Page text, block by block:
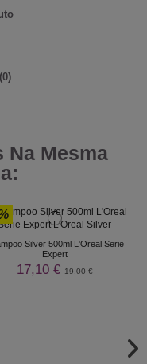
(0)
Na Mesma
Silver 500ml L'Oreal Serie
Expert
17,10 €19,00 €